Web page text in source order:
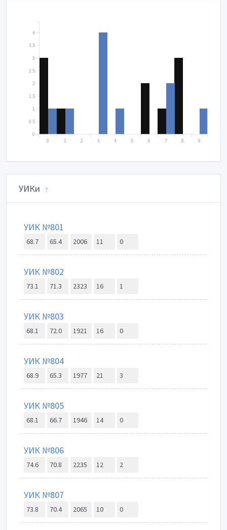
0 1 2 3 4 5 6 7 8 9
0
0.5
1
1.5
2
2.5
3
3.5
4
УИКи ?
УИК №801
68.7 65.4 2006 11 0
УИК №802
73.1 71.3 2323 16 1
УИК №803
68.1 72.0 1921 16 0
УИК №804
68.9 65.3 1977 21 3
УИК №805
68.1 66.7 1946 14 0
УИК №806
74.6 70.8 2235 12 2
УИК №807
73.8 70.4 2065 10 0